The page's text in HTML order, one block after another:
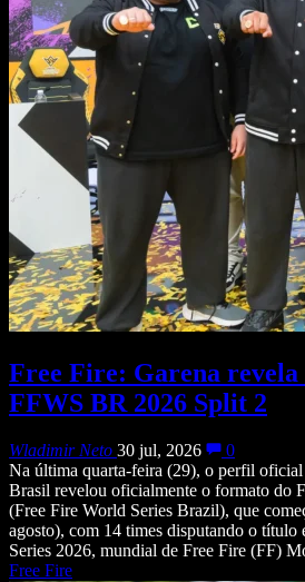
Free Fire: Garena
FFWS BR 2026 Split 2
Wladimir Neto 30 jul, 2026
0
Na última quarta-feira (29), o perfil
Brasil revelou oficialmente o formato do
(Free Fire World Series Brazil), que
agosto), com 14 times disputando o título
Series 2026, mundial de Free Fire (FF)
Free Fire